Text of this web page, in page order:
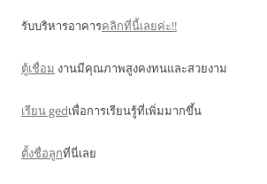
รับบริหารอาคารคลิกที่นี้เลยค่ะ!!
ตู้เชื่อม งานมีคุณภาพสูงคงทนและสวยงาม
เรียน gedเพื่อการเรียนรู้ที่เพิ่มมากขึ้น
ตั้งชื่อลูกที่นี่เลย